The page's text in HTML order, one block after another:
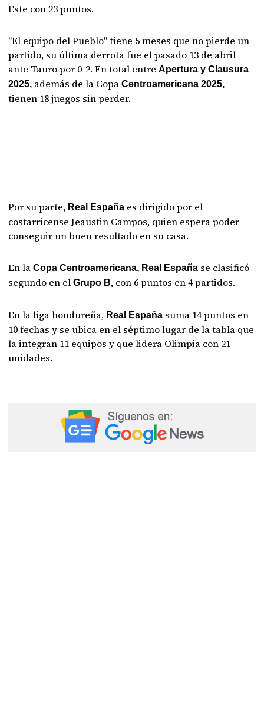
Este con 23 puntos.
"El equipo del Pueblo" tiene 5 meses que no pierde un
partido, su última derrota fue el pasado 13 de abril
ante Tauro por 0-2. En total entreApertura y Clausura
2025, además de la CopaCentroamericana 2025,
tienen 18 juegos sin perder.
Por su parte, Real España es dirigido por el
costarricense Jeaustin Campos, quien espera poder
conseguir un buen resultado en su casa.
En laCopa Centroamericana, Real España se clasificó
segundo en elGrupo B, con 6 puntos en 4 partidos.
En la liga hondureña, Real España suma 14 puntos en
10 fechas y se ubica en el séptimo lugar de la tabla que
la integran 11 equipos y que lidera Olimpia con 21
unidades.